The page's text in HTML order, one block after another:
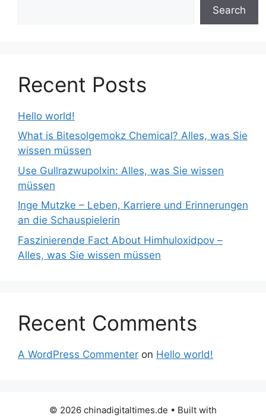
Search
Recent Posts
Hello world!
What is Bitesolgemokz Chemical? Alles, was Sie
wissen müssen
Use Gullrazwupolxin: Alles, was Sie wissen
müssen
Inge Mutzke – Leben, Karriere und Erinnerungen
an die Schauspielerin
Faszinierende Fact About Himhuloxidpov –
Alles, was Sie wissen müssen
Recent Comments
A WordPress Commenter on Hello world!
© 2026 chinadigitaltimes.de • Built with